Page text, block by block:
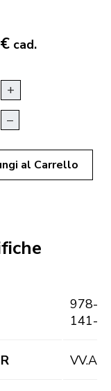
cad.
+
–
al Carrello
978-
141-3
VV.AA.